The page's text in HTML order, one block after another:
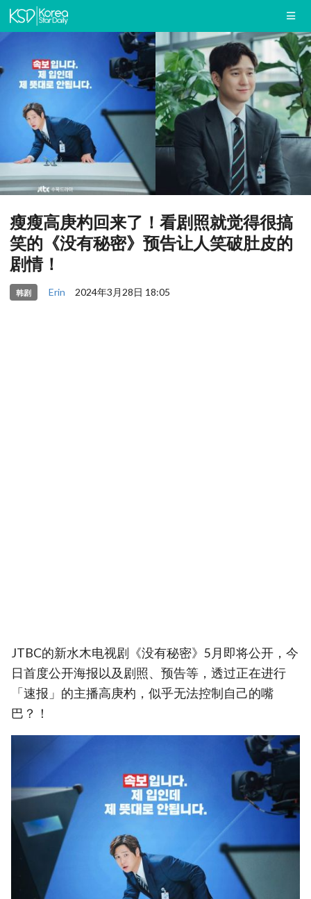
瘦瘦高庚杓回来了！看剧照就觉得很搞
笑的《没有秘密》预告让人笑破肚皮的
剧情！
韩剧 Erin 2024年3月28日 18:05
JTBC的新水木电视剧《没有秘密》5月即将公开，今
日首度公开海报以及剧照、预告等，透过正在进行
「速报」的主播高庚杓，似乎无法控制自己的嘴
巴？！